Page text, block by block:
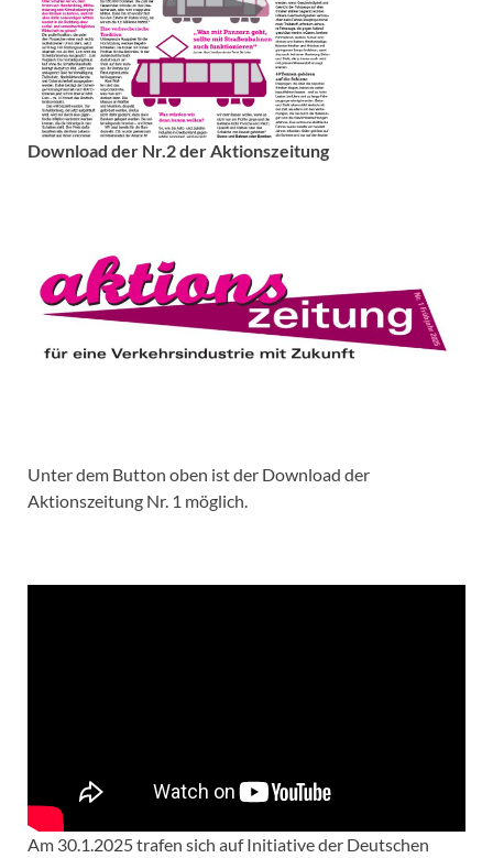
Download der Nr.2 der Aktionszeitung
Unter dem Button oben ist der Download der
Aktionszeitung Nr. 1 möglich.
Am 30.1.2025 trafen sich auf Initiative der Deutschen